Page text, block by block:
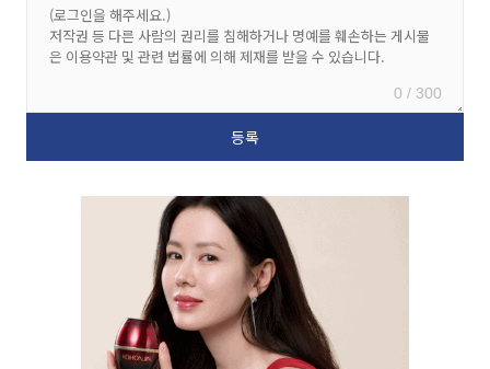
0 / 300